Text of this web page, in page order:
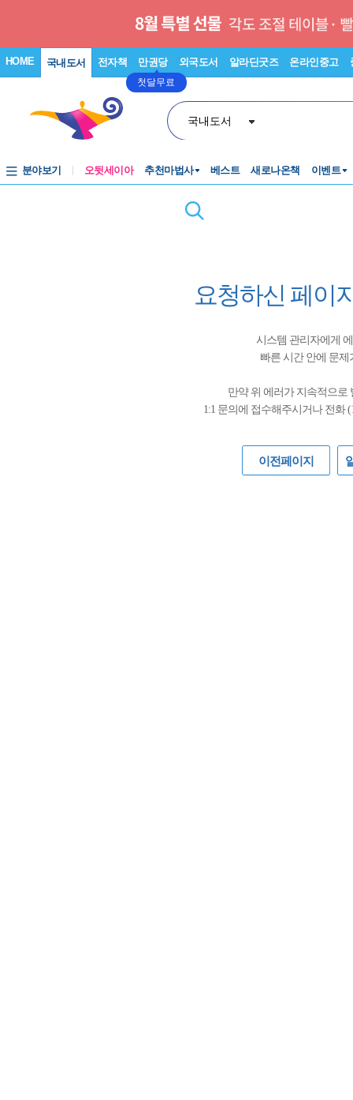
HOME 국내도서 전자책 만권당
첫달무료
외국도서 알라딘굿즈 온라인중고
국내도서
분야보기 오뒷세이아 추천마법사 베스트 새로나온책 이벤트
요청하신 페이
시스템 관리자에게
빠른 시간 안에 문
만약 위 에러가 지속적으로
1:1 문의에 접수해주시거나 전화 (
이전페이지